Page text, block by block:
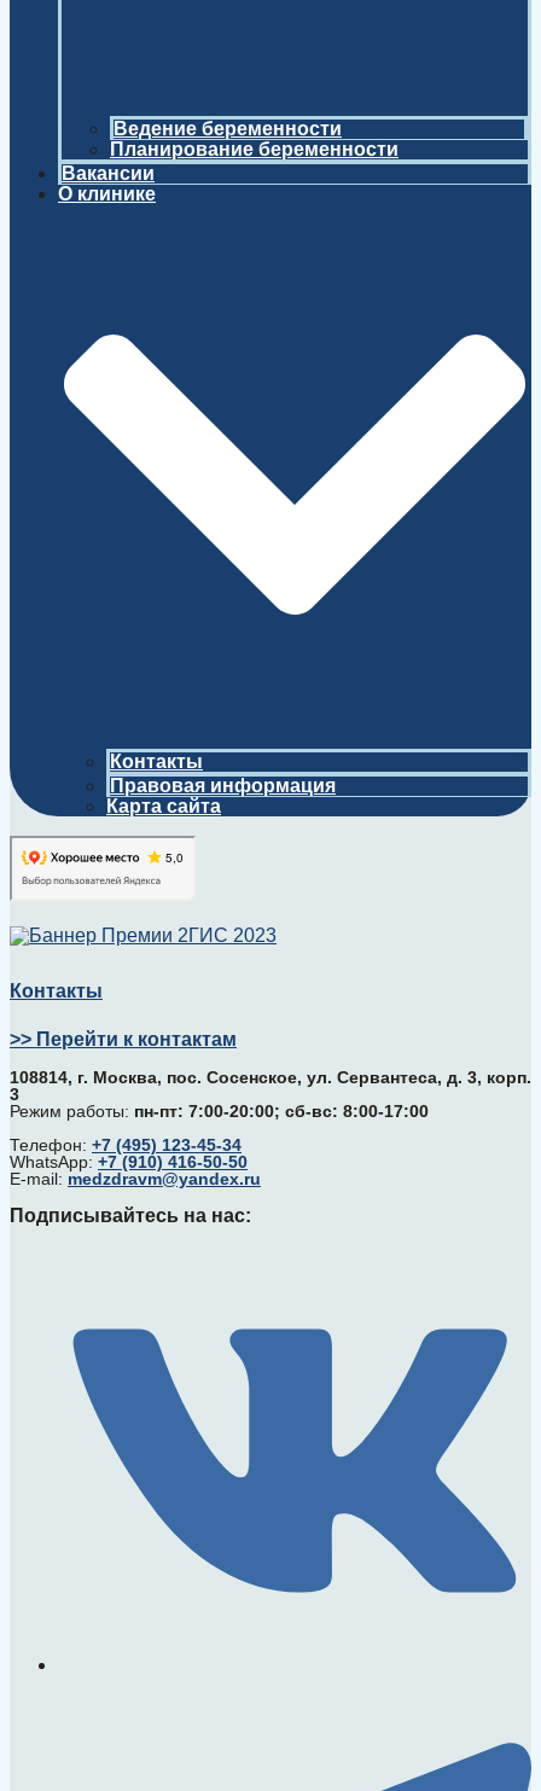
Ведение беременности
Планирование беременности
Вакансии
О клинике
Контакты
Правовая информация
Карта сайта
Контакты
>> Перейти к контактам
108814, г. Москва, поc. Сосенское, ул. Сервантеса, д. 3, корп.
3
Режим работы: пн-пт: 7:00-20:00; сб-вс: 8:00-17:00
Телефон: +7 (495) 123-45-34
WhatsApp: +7 (910) 416-50-50
E-mail: medzdravm@yandex.ru
Подписывайтесь на нас: